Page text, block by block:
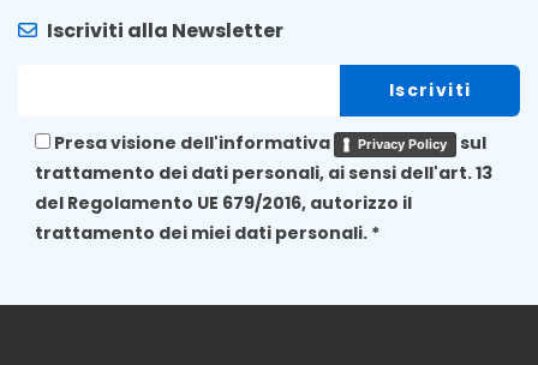
Iscriviti alla Newsletter
Presa visione dell'informativa Privacy Policy
sul
trattamento dei dati personali, ai sensi dell'art. 13
del Regolamento UE 679/2016, autorizzo il
trattamento dei miei dati personali. *